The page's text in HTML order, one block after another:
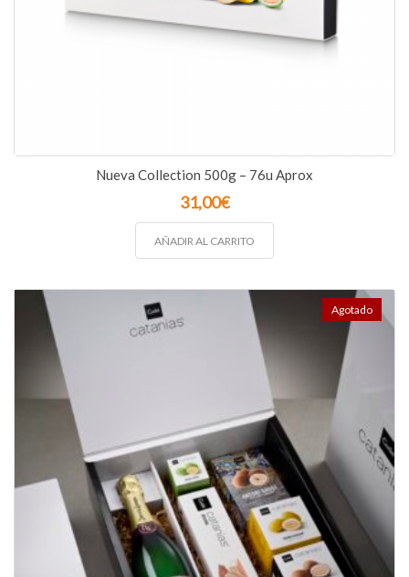
Nueva Collection 500g – 76u Aprox
31,00€
AÑADIR AL CARRITO
Agotado